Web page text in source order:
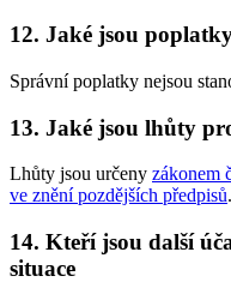
12. Jaké jsou
Správní poplatky nejsou
13. Jaké jsou lhůty
Lhůty jsou určeny zákonem
ve znění pozdějších předpisů.
14. Kteří jsou další
situace